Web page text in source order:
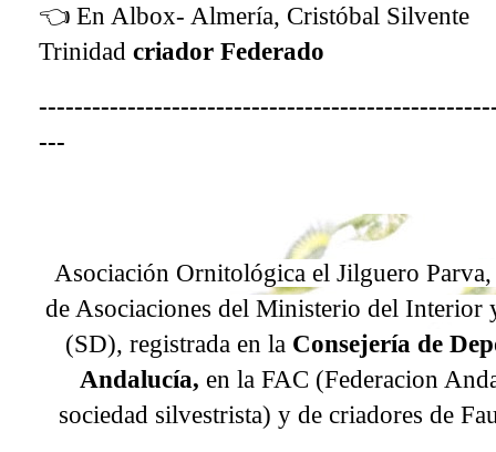
👈 En Albox- Almería, Cristóbal Silvente
Trinidad criador Federado
---
Asociación Ornitológica el Jilguero Parva
de Asociaciones del Ministerio del Interior
(SD), registrada en la Consejería de
Andalucía, en la FAC (Federacion
sociedad silvestrista) y de criadores de